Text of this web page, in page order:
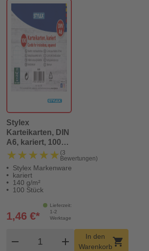
Stylex
Karteikarten, DIN
A6, kariert, 100
Stück, FSC
★★★★★
★★★★★ (3
Bewertungen)
Stylex Markenware
kariert
140 g/m²
100 Stück
Lieferzeit:
1-2
Werktage
1,46 €*
remove
Produkt Warenkorb Menge
add
In den
Warenkorbshopping_cart